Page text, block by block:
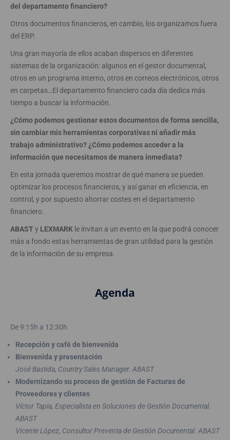
del departamento financiero?
Otros documentos financieros, en cambio, los organizamos fuera
del ERP.
Una gran mayoría de ellos acaban dispersos en diferentes
sistemas de la organización: algunos en el gestor documental,
otros en un programa interno, otros en correos electrónicos, otros
en carpetas…El departamento financiero cada día dedica más
tiempo a buscar la información.
¿Cómo podemos gestionar estos documentos de forma sencilla,
sin cambiar mis herramientas corporativas ni añadir más
trabajo administrativo? ¿Cómo podemos acceder a la
información que necesitamos de manera inmediata?
En esta jornada queremos mostrar de qué manera se pueden
optimizar los procesos financieros, y así ganar en eficiencia, en
control, y por supuesto ahorrar costes en el departamento
financiero.
ABASTy LEXMARK le invitan a un evento en la que podrá conocer
más a fondo estas herramientas de gran utilidad para la gestión
de la información de su empresa.
Agenda
De 9:15h a 12:30h
Recepción y café de bienvenida
Bienvenida y presentación
José Bastida, Country Sales Manager. ABAST
Modernizando su proceso de gestión de Facturas de
Proveedores y clientes
Víctor Tapia, Especialista en Soluciones de Gestión Documental.
ABAST
Vicente López, Consultor Preventa de Gestión Documental. ABAST